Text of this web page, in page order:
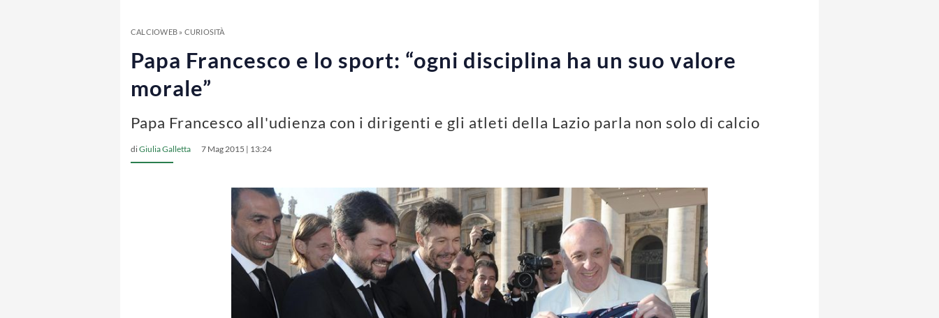
CALCIOWEB» CURIOSITÀ
Papa Francesco e lo sport: “ogni disciplina ha un suo valore
morale”
Papa Francesco all'udienza con i dirigenti e gli atleti della Lazio parla non solo di calcio
diGiulia Galletta 7 Mag 2015 | 13:24